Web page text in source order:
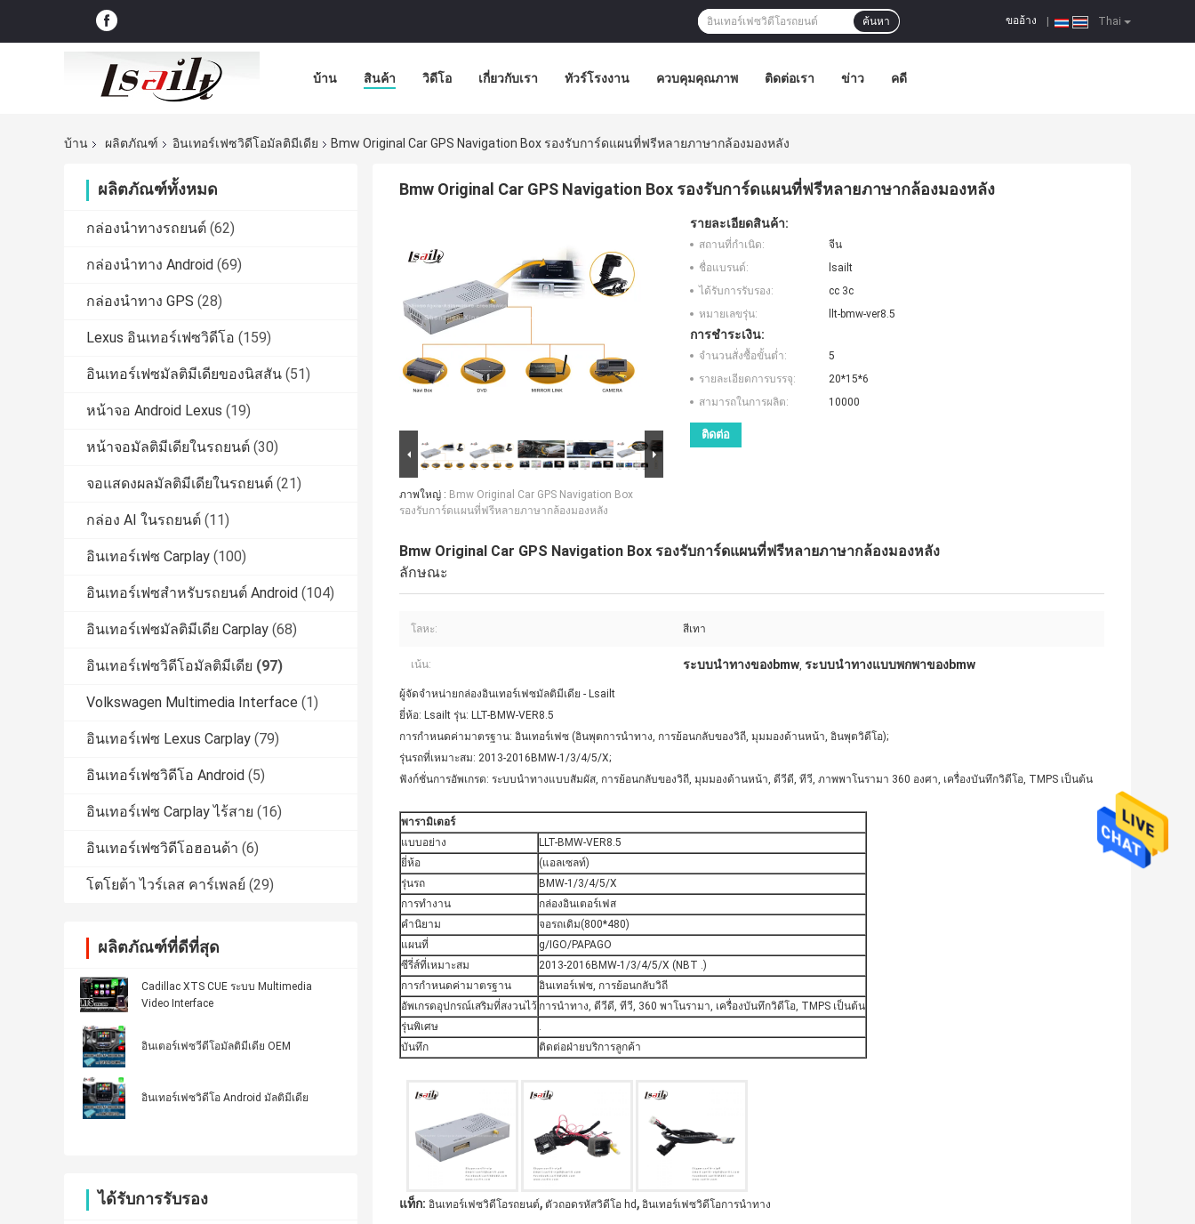
Thai
ขออ้าง
ค้นหา
บ้าน สินค้า วิดีโอ เกี่ยวกับเรา ทัวร์โรงงาน ควบคุมคุณภาพ ติดต่อเรา ข่าว คดี
บ้าน ผลิตภัณฑ์ อินเทอร์เฟซวิดีโอมัลติมีเดีย Bmw Original Car GPS Navigation Box รองรับการ์ดแผนที่ฟรีหลายภาษากล้องมองหลัง
ผลิตภัณฑ์ทั้งหมด
กล่องนำทางรถยนต์ (62)
กล่องนำทาง Android (69)
กล่องนำทาง GPS (28)
Lexus อินเทอร์เฟซวิดีโอ (159)
อินเทอร์เฟซมัลติมีเดียของนิสสัน (51)
หน้าจอ Android Lexus (19)
หน้าจอมัลติมีเดียในรถยนต์ (30)
จอแสดงผลมัลติมีเดียในรถยนต์ (21)
กล่อง AI ในรถยนต์ (11)
อินเทอร์เฟซ Carplay (100)
อินเทอร์เฟซสำหรับรถยนต์ Android (104)
อินเทอร์เฟซมัลติมีเดีย Carplay (68)
อินเทอร์เฟซวิดีโอมัลติมีเดีย (97)
Volkswagen Multimedia Interface (1)
อินเทอร์เฟซ Lexus Carplay (79)
อินเทอร์เฟซวิดีโอ Android (5)
อินเทอร์เฟซ Carplay ไร้สาย (16)
อินเทอร์เฟซวิดีโอฮอนด้า (6)
โตโยต้า ไวร์เลส คาร์เพลย์ (29)
ผลิตภัณฑ์ที่ดีที่สุด
Cadillac XTS CUE ระบบ Multimedia
Video Interface
อินเตอร์เฟซวีดีโอมัลติมีเดีย OEM
อินเทอร์เฟซวิดีโอ Android มัลติมีเดีย
ได้รับการรับรอง
Bmw Original Car GPS Navigation Box รองรับการ์ดแผนที่ฟรีหลายภาษากล้องมองหลัง
ภาพใหญ่ : Bmw Original Car GPS Navigation Box
รองรับการ์ดแผนที่ฟรีหลายภาษากล้องมองหลัง
รายละเอียดสินค้า:
สถานที่กำเนิด:
จีน
ชื่อแบรนด์:
lsailt
ได้รับการรับรอง:
cc 3c
หมายเลขรุ่น:
llt-bmw-ver8.5
การชำระเงิน:
จำนวนสั่งซื้อขั้นต่ำ:
5
รายละเอียดการบรรจุ:
20*15*6
สามารถในการผลิต:
10000
ติดต่อ
Bmw Original Car GPS Navigation Box รองรับการ์ดแผนที่ฟรีหลายภาษากล้องมองหลัง
ลักษณะ
โลหะ: สีเทา
เน้น: ระบบนำทางของbmw, ระบบนำทางแบบพกพาของbmw
ผู้จัดจำหน่ายกล่องอินเทอร์เฟซมัลติมีเดีย - Lsailt
ยี่ห้อ: Lsailt รุ่น: LLT-BMW-VER8.5
การกำหนดค่ามาตรฐาน: อินเทอร์เฟซ (อินพุตการนำทาง, การย้อนกลับของวิถี, มุมมองด้านหน้า, อินพุตวิดีโอ);
รุ่นรถที่เหมาะสม: 2013-2016BMW-1/3/4/5/X;
ฟังก์ชั่นการอัพเกรด: ระบบนำทางแบบสัมผัส, การย้อนกลับของวิถี, มุมมองด้านหน้า, ดีวีดี, ทีวี, ภาพพาโนรามา 360 องศา, เครื่องบันทึกวิดีโอ, TMPS เป็นต้น
พารามิเตอร์
แบบอย่าง
LLT-BMW-VER8.5
ยี่ห้อ
(แอลเซลท์)
รุ่นรถ
BMW-1/3/4/5/X
การทำงาน
กล่องอินเตอร์เฟส
คำนิยาม
จอรถเดิม(800*480)
แผนที่
g/IGO/PAPAGO
ซีรี่ส์ที่เหมาะสม
2013-2016BMW-1/3/4/5/X (NBT .)
การกำหนดค่ามาตรฐาน
อินเทอร์เฟซ, การย้อนกลับวิถี
อัพเกรดอุปกรณ์เสริมที่สงวนไว้ การนำทาง, ดีวีดี, ทีวี, 360 พาโนรามา, เครื่องบันทึกวิดีโอ, TMPS เป็นต้น
รุ่นพิเศษ
.
บันทึก
ติดต่อฝ่ายบริการลูกค้า
แท็ก: อินเทอร์เฟซวิดีโอรถยนต์, ตัวถอดรหัสวิดีโอ hd , อินเทอร์เฟซวิดีโอการนำทาง